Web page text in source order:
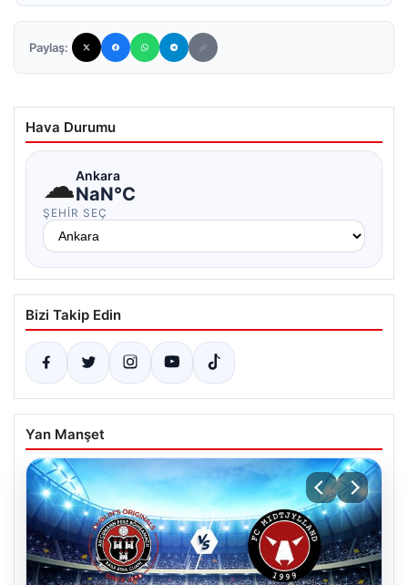
Paylaş:
Hava Durumu
☁Ankara
NaN°C
ŞEHIR SEÇ
Bizi Takip Edin
Yan Manşet